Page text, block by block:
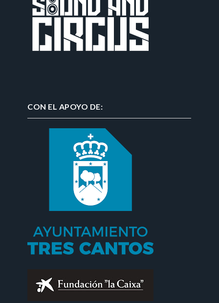
CON EL APOYO DE: